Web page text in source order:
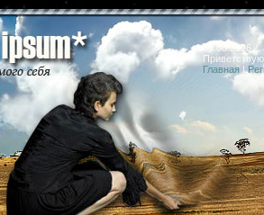
07.08.2026
Главная |